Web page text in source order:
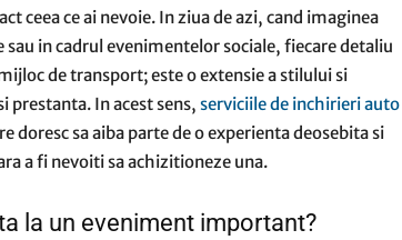
presa
ceea ce ai nevoie. In ziua de azi, cand imaginea
in cadrul evenimentelor sociale, fiecare detaliu
de transport; este o extensie a stilului si
In acest sens, serviciile de inchirieri auto
doresc sa aiba parte de o experienta deosebita si
a fi nevoiti sa achizitioneze una.
la un eveniment important?